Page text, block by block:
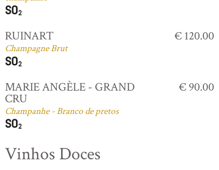
RUINART
Champagne Brut
€ 120.00
MARIE ANGÈLE - GRAND
CRU
Champanhe - Branco de pretos
€ 90.00
Vinhos Doces